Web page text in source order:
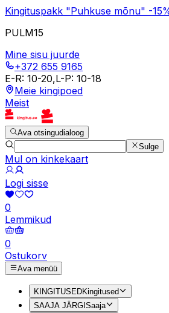
Kingituspakk "Puhkuse mõnu" -
PULM15
Mine sisu juurde
+372 655 9165
E-R: 10-20,L-P: 10-18
Meie kingipoed
Meist
Ava otsingudialoog
Sulge
Mul on kinkekaart
Logi sisse
0
Lemmikud
0
Ostukorv
Ava menüü
KINGITUSEDKingitused
SAAJA JÄRGISaaja